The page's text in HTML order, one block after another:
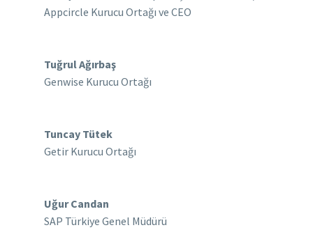
Appcircle Kurucu Ortağı ve CEO
Tuğrul Ağırbaş
Genwise Kurucu Ortağı
Tuncay Tütek
Getir Kurucu Ortağı
Uğur Candan
SAP Türkiye Genel Müdürü